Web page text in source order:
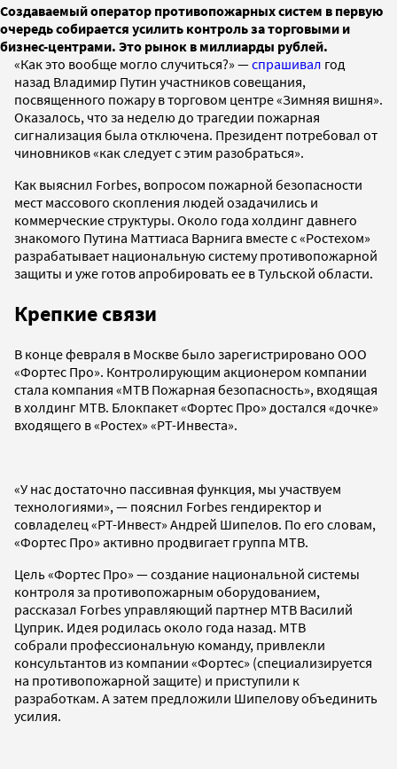
Создаваемый оператор противопожарных систем в первую
очередь собирается усилить контроль за торговыми и
бизнес-центрами. Это рынок в миллиарды рублей.
«Как это вообще могло случиться?» —спрашивал год
назад Владимир Путин участников совещания,
посвященного пожару в торговом центре «Зимняя вишня».
Оказалось, что за неделю до трагедии пожарная
сигнализация была отключена. Президент потребовал от
чиновников «как следует с этим разобраться».
Как выяснил Forbes, вопросом пожарной безопасности
мест массового скопления людей озадачились и
коммерческие структуры. Около года холдинг давнего
знакомого Путина Маттиаса Варнига вместе с «Ростехом»
разрабатывает национальную систему противопожарной
защиты и уже готов апробировать ее в Тульской области.
Крепкие связи
В конце февраля в Москве было зарегистрировано ООО
«Фортес Про». Контролирующим акционером компании
стала компания «МТВ Пожарная безопасность», входящая
в холдинг МТВ. Блокпакет «Фортес Про» достался «дочке»
входящего в «Ростех» «РТ-Инвеста».
«У нас достаточно пассивная функция, мы участвуем
технологиями», — пояснил Forbes гендиректор и
совладелец «РТ-Инвест» Андрей Шипелов. По его словам,
«Фортес Про» активно продвигает группа МТВ.
Цель «Фортес Про» — создание национальной системы
контроля за противопожарным оборудованием,
рассказал Forbes управляющий партнер МТВ Василий
Цуприк. Идея родилась около года назад. МТВ
собрали профессиональную команду, привлекли
консультантов из компании «Фортес» (специализируется
на противопожарной защите) и приступили к
разработкам. А затем предложили Шипелову объединить
усилия.